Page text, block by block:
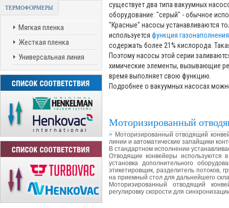
ТЕРМОФОРМЕРЫ
Мягкая пленка
Жесткая пленка
Универсальная линия
существует два типа вакуумных
оборудование: "серый" - обычное
"Красные" насосы устанавливаются
используется функция газонаполнения
содержать более 21% кислорода.
Поэтому насосы этой серии
химические элементы, вызывающие
время выполняет свою функцию.
Подробнее о вакуумных насосах
Моторизированный
> Моторизированный отводящий
линии и автоматические запайщики
В стандартном исполнении
Отводящие конвейеры используются
установка дополнительного
этикетировщик, разделитель потоков,
на приемный стол для дальнейшего
Моторизированный отводящий
регулировку скорости для